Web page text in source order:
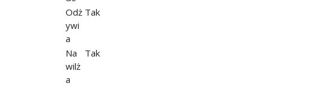
Odż
ywi
a
Tak
Na
wilż
a
Tak